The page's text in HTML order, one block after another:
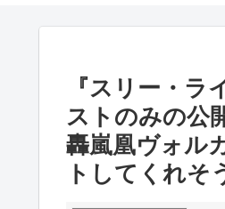
『スリー・
ストのみの公
轟嵐凰ヴォル
トしてくれそ